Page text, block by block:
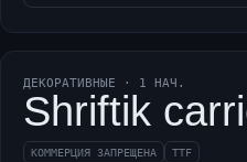
ДЕКОРАТИВНЫЕ · 1 НАЧ.
Shriftik
КОММЕРЦИЯ ЗАПРЕЩЕНА TTF